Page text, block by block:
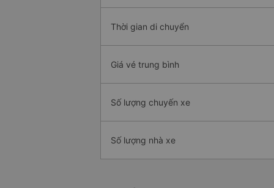
Thời gian di chuyển
Giá vé trung bình
Số lượng chuyến xe
Số lượng nhà xe